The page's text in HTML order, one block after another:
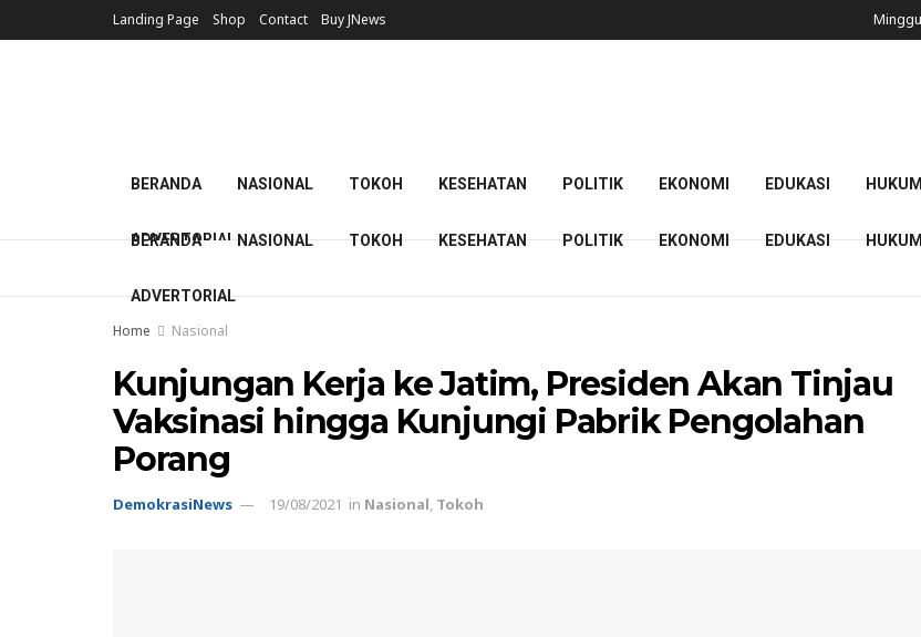
Landing Page Shop Contact Buy JNews
BERANDA NASIONAL TOKOH KESEHATAN POLITIK EKONOMI EDUKASI
ADVERTORIAL
BERANDA NASIONAL TOKOH KESEHATAN POLITIK EKONOMI EDUKASI
ADVERTORIAL
Home Nasional
Kunjungan Kerja ke Jatim, Presiden Akan Tinjau
Vaksinasi hingga Kunjungi Pabrik Pengolahan
Porang
DemokrasiNews 19/08/2021 in Nasional, Tokoh